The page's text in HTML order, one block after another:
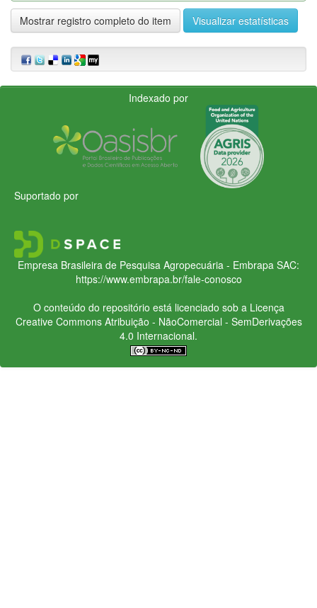
Mostrar registro completo do item Visualizar estatísticas
Indexado por
Suportado por
Empresa Brasileira de Pesquisa Agropecuária - Embrapa SAC:
https://www.embrapa.br/fale-conosco
O conteúdo do repositório está licenciado sob a Licença
Creative CommonsAtribuição - NãoComercial - SemDerivações
4.0 Internacional.